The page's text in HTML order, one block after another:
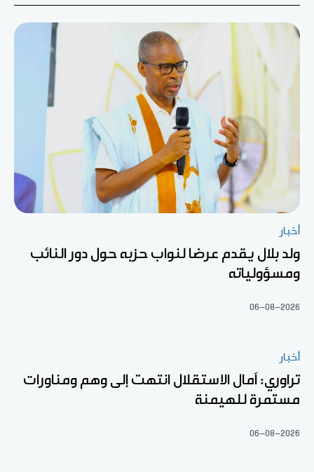
أخبار
ولد بلال يقدم عرضا لنواب حزبه حول دور النائب
ومسؤولياته
06-08-2026
أخبار
تراوري: آمال الاستقلال انتهت إلى وهم ومناورات
مستمرة للهيمنة
06-08-2026